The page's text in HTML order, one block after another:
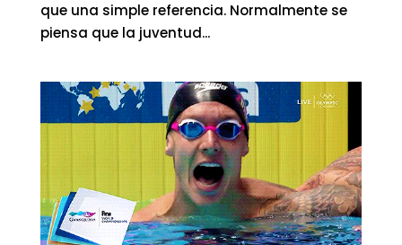
que una simple referencia. Normalmente se
piensa que la juventud...